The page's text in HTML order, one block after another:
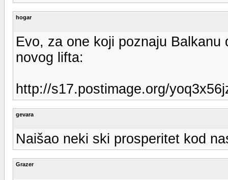
hogar
Evo, za one koji poznaju
novog lifta:
http://s17.postimage.org/
gevara
Naišao neki ski prosperitet kod
Grazer